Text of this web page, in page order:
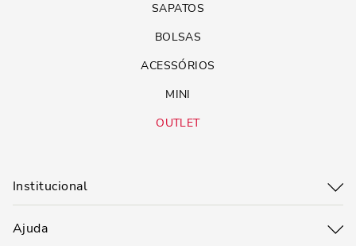
SAPATOS
BOLSAS
ACESSÓRIOS
MINI
OUTLET
Institucional
Ajuda